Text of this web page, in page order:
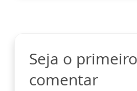
Seja o
comentar